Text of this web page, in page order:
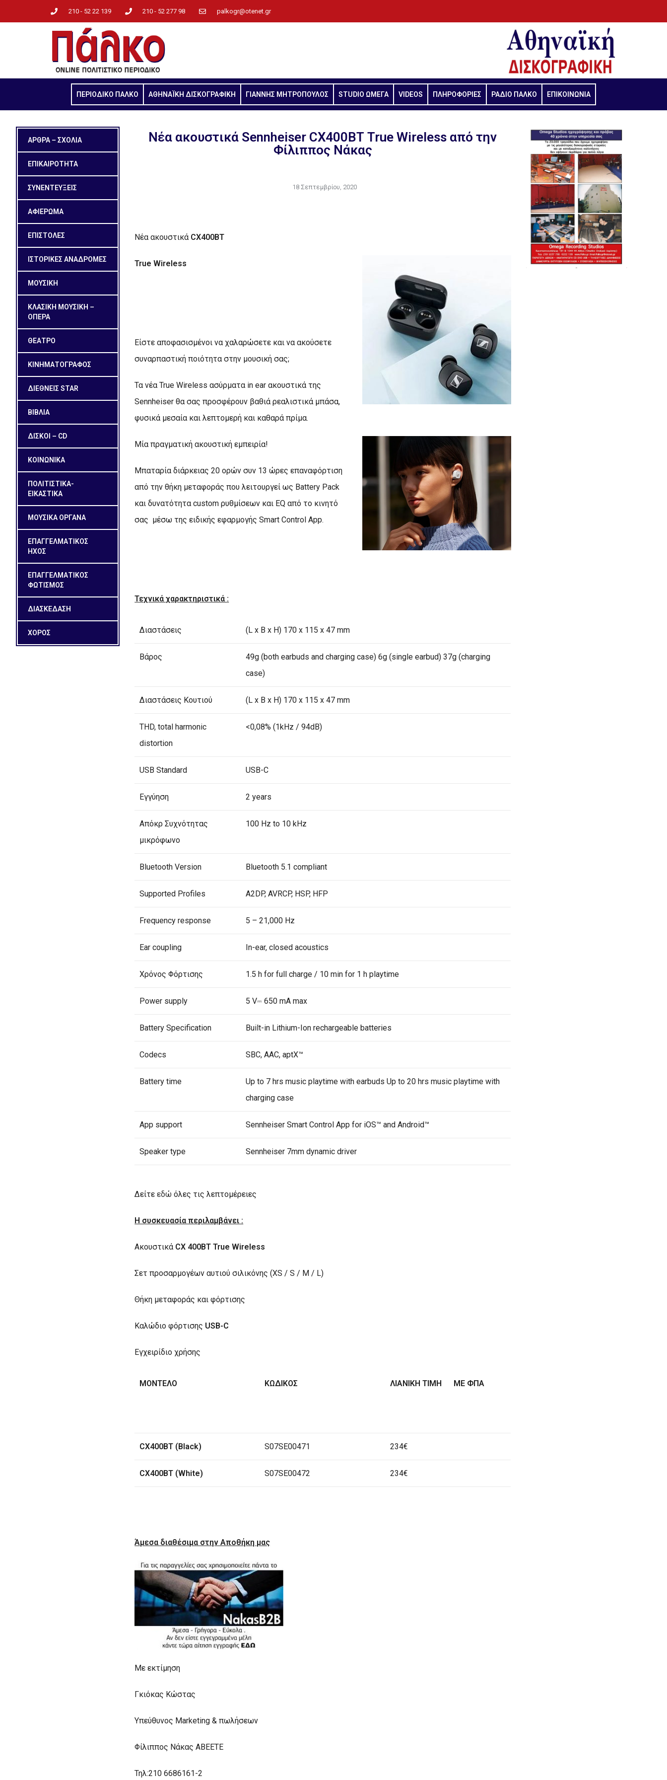
210 - 52 22 139 210 - 52 277 98 palkogr@otenet.gr
ΠΕΡΙΟΔΙΚΟ ΠΑΛΚΟ ΑΘΗΝΑΪΚΗ ΔΙΣΚΟΓΡΑΦΙΚΗ ΓΙΑΝΝΗΣ ΜΗΤΡΟΠΟΥΛΟΣ STUDIO ΩΜΕΓΑ VIDEOS ΠΛΗΡΟΦΟΡΙΕΣ ΡΑΔΙΟ ΠΑΛΚΟ ΕΠΙΚΟΙΝΩΝΙΑ
ΑΡΘΡΑ – ΣΧΟΛΙΑ
ΕΠΙΚΑΙΡΟΤΗΤΑ
ΣΥΝΕΝΤΕΥΞΕΙΣ
ΑΦΙΕΡΩΜΑ
ΕΠΙΣΤΟΛΕΣ
ΙΣΤΟΡΙΚΕΣ ΑΝΑΔΡΟΜΕΣ
ΜΟΥΣΙΚΗ
ΚΛΑΣΙΚΗ ΜΟΥΣΙΚΗ –
ΟΠΕΡΑ
ΘΕΑΤΡΟ
ΚΙΝΗΜΑΤΟΓΡΑΦΟΣ
ΔΙΕΘΝΕΙΣ STAR
ΒΙΒΛΙΑ
ΔΙΣΚΟΙ – CD
ΚΟΙΝΩΝΙΚΑ
ΠΟΛΙΤΙΣΤΙΚΑ-
ΕΙΚΑΣΤΙΚΑ
ΜΟΥΣΙΚΑ ΟΡΓΑΝΑ
ΕΠΑΓΓΕΛΜΑΤΙΚΟΣ
ΗΧΟΣ
ΕΠΑΓΓΕΛΜΑΤΙΚΟΣ
ΦΩΤΙΣΜΟΣ
ΔΙΑΣΚΕΔΑΣΗ
ΧΟΡΟΣ
Νέα ακουστικά Sennheiser CX400ΒΤ True Wireless από την
Φίλιππος Νάκας
18 Σεπτεμβρίου, 2020
Νέα ακουστικά CX400ΒΤ
True Wireless
Είστε αποφασισμένοι να χαλαρώσετε και να ακούσετε
συναρπαστική ποιότητα στην μουσική σας;
Τα νέα True Wireless ασύρματα in ear ακουστικά της
Sennheiser θα σας προσφέρουν βαθιά ρεαλιστικά μπάσα,
φυσικά μεσαία και λεπτομερή και καθαρά πρίμα.
Μία πραγματική ακουστική εμπειρία!
Μπαταρία διάρκειας 20 ορών συν 13 ώρες επαναφόρτιση
από την θήκη μεταφοράς που λειτουργεί ως Battery Pack
και δυνατότητα custom ρυθμίσεων και EQ από το κινητό
σας μέσω της ειδικής εφαρμογής Smart Control App.
Τεχνικά χαρακτηριστικά :
Διαστάσεις (L x B x H) 170 x 115 x 47 mm
Βάρος
49g (both earbuds and charging case) 6g (single earbud) 37g (charging
case)
Διαστάσεις Κουτιού (L x B x H) 170 x 115 x 47 mm
THD, total harmonic
distortion
<0,08% (1kHz / 94dB)
USB Standard USB-C
Εγγύηση 2 years
Απόκρ Συχνότητας
μικρόφωνο
100 Hz to 10 kHz
Bluetooth Version Bluetooth 5.1 compliant
Supported Profiles A2DP, AVRCP, HSP, HFP
Frequency response 5 – 21,000 Hz
Ear coupling In-ear, closed acoustics
Χρόνος Φόρτισης 1.5 h for full charge / 10 min for 1 h playtime
Power supply 5 V⎓ 650 mA max
Battery Specification Built-in Lithium-Ion rechargeable batteries
Codecs SBC, AAC, aptX™
Battery time
Up to 7 hrs music playtime with earbuds Up to 20 hrs music playtime with
charging case
App support Sennheiser Smart Control App for iOS™ and Android™
Speaker type Sennheiser 7mm dynamic driver
Δείτεεδώ όλες τις λεπτομέρειες
Η συσκευασία περιλαμβάνει :
Ακουστικά CX 400ΒΤTrue Wireless
Σετ προσαρμογέων αυτιού σιλικόνης (XS / S / M / L)
Θήκη μεταφοράς και φόρτισης
Καλώδιο φόρτισης USB-C
Εγχειρίδιο χρήσης
ΜΟΝΤΕΛΟ ΚΩΔΙΚΟΣ ΛΙΑΝΙΚΗ ΤΙΜΗ ΜΕ ΦΠΑ
CX400BT (Black) S07SE00471 234€
CX400BT (White) S07SE00472 234€
Άμεσα διαθέσιμα στην Αποθήκη μας
Mε εκτίμηση
Γκιόκας Κώστας
Υπεύθυνος Marketing & πωλήσεων
Φίλιππος Νάκας ABEETE
Τηλ:210 6686161-2